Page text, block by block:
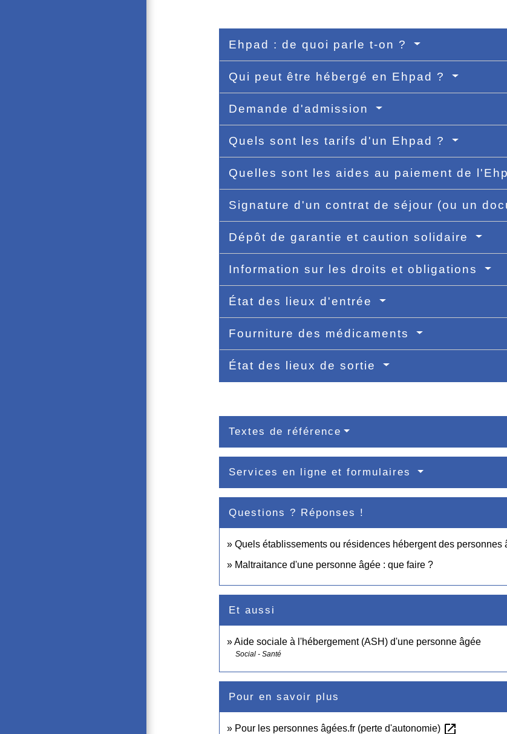
Ehpad : de quoi parle t-on ?
Qui peut être hébergé en Ehpad ?
Demande d'admission
Quels sont les tarifs d'un Ehpad ?
Quelles sont les aides au paiement de
Signature d'un contrat de séjour (ou un
Dépôt de garantie et caution solidaire
Information sur les droits et obligations
État des lieux d'entrée
Fourniture des médicaments
État des lieux de sortie
Textes de référence
Services en ligne et formulaires
Questions ? Réponses !
Quels établissements ou résidences hébergent des personnes
Maltraitance d'une personne âgée : que faire ?
Et aussi
Aide sociale à l'hébergement (ASH) d'une personne âgée
Social - Santé
Pour en savoir plus
Pour les personnes âgées.fr (perte d'autonomie) open_in_new